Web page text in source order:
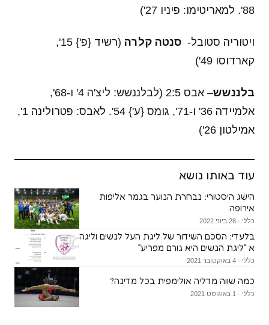
88'. למאריטימו: פיניו 27')
ויטוריה סטובל- סנטה קלרה
(רשיד {פ'} 15',
קארדוסו 49')
בלננשש
– אבס 2:5 (לבלננשש: ליצ'ה 4' ו-68',
אלמיידה 36' ו-71', גומס {ע'} 54'. לאבס: פטרולינה 1',
אמילטון 26')
עוד באותו נושא
הישג היסטורי: נבחרת הנוער בגמר אליפות
אירופה
כללי · 28 ביוני 2022
בלעדי: הסכם השידור של ליגת העל לנשים וליגה
א ״ליגת הנשים היא גורם מפריע״
כללי · 4 באוקטובר 2021
כמה שווה מדליה אולימפית בכל מדינה?
כללי · 1 באוגוסט 2021